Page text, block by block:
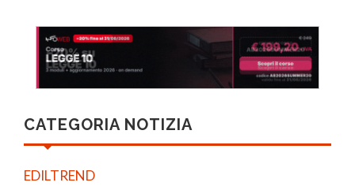
CATEGORIA NOTIZIA
EDILTREND